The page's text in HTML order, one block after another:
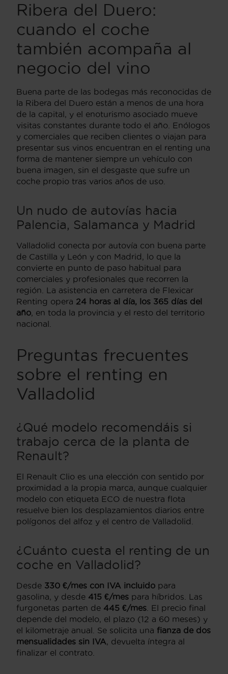
Ribera del Duero:
cuando el coche
también acompaña al
negocio del vino
Buena parte de las bodegas más reconocidas de
la Ribera del Duero están a menos de una hora
de la capital, y el enoturismo asociado mueve
visitas constantes durante todo el año. Enólogos
y comerciales que reciben clientes o viajan para
presentar sus vinos encuentran en el renting una
forma de mantener siempre un vehículo con
buena imagen, sin el desgaste que sufre un
coche propio tras varios años de uso.
Un nudo de autovías hacia
Palencia, Salamanca y Madrid
Valladolid conecta por autovía con buena parte
de Castilla y León y con Madrid, lo que la
convierte en punto de paso habitual para
comerciales y profesionales que recorren la
región. La asistencia en carretera de Flexicar
Renting opera 24 horas al día, los 365 días del
año, en toda la provincia y el resto del territorio
nacional.
Preguntas frecuentes
sobre el renting en
Valladolid
¿Qué modelo recomendáis si
trabajo cerca de la planta de
Renault?
El Renault Clio es una elección con sentido por
proximidad a la propia marca, aunque cualquier
modelo con etiqueta ECO de nuestra flota
resuelve bien los desplazamientos diarios entre
polígonos del alfoz y el centro de Valladolid.
¿Cuánto cuesta el renting de un
coche en Valladolid?
Desde 330 €/mes con IVA incluido para
gasolina, y desde 415 €/mes para híbridos. Las
furgonetas parten de 445 €/mes . El precio final
depende del modelo, el plazo (12 a 60 meses) y
el kilometraje anual. Se solicita una fianza de dos
mensualidades sin IVA, devuelta íntegra al
finalizar el contrato.